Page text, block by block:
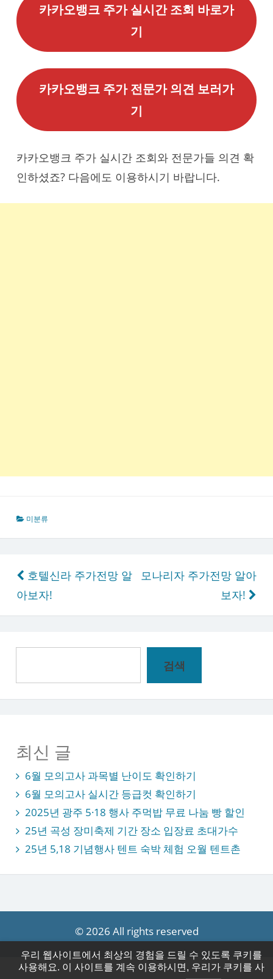
카카오뱅크 주가 실시간 조회 바로가
기
카카오뱅크 주가 전문가 의견 보러가
기
카카오뱅크 주가 실시간 조회와 전문가들 의견 확
인하셨죠? 다음에도 이용하시기 바랍니다.
미분류
글
탐
색
호텔신라 주가전망 알
아보자!
모나리자 주가전망 알아
보자!
검색
최신 글
6월 모의고사 과목별 난이도 확인하기
6월 모의고사 실시간 등급컷 확인하기
2025년 광주 5·18 행사 주먹밥 무료 나눔 빵 할인
25년 곡성 장미축제 기간 장소 입장료 초대가수
25년 5,18 기념행사 텐트 숙박 체험 오월 텐트촌
© 2026 All rights reserved
우리 웹사이트에서 최상의 경험을 드릴 수 있도록 쿠키를
사용해요. 이 사이트를 계속 이용하시면, 우리가 쿠키를 사